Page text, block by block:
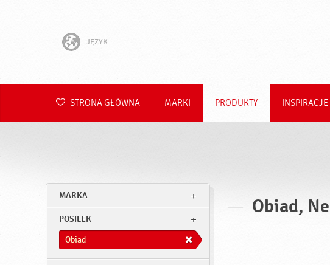
JĘZYK
Hrvatski
Română
Deutsch
STRONA GŁÓWNA MARKI PRODUKTY
MARKA
POSILEK
Obiad
Obiad,